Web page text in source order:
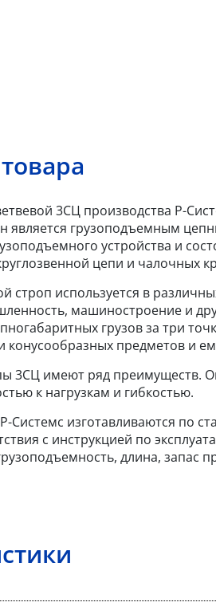
3СЦ производства Р-
является грузоподъемным
устройства и
цепи и чалочных
строп используется в
машиностроение и
грузов за три
конусообразных предметов и
3СЦ имеют ряд преимуществ.
к нагрузкам и гибкостью.
Системс изготавливаются по
с инструкцией по
длина, запас